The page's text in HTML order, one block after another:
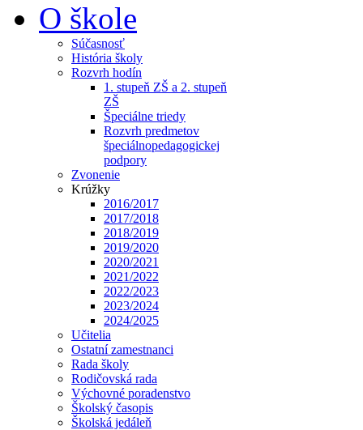
O škole
Súčasnosť
História školy
Rozvrh hodín
1. stupeň ZŠ a 2. stupeň
ZŠ
Špeciálne triedy
Rozvrh predmetov
špeciálnopedagogickej
podpory
Zvonenie
Krúžky
2016/2017
2017/2018
2018/2019
2019/2020
2020/2021
2021/2022
2022/2023
2023/2024
2024/2025
Učitelia
Ostatní zamestnanci
Rada školy
Rodičovská rada
Výchovné poradenstvo
Školský časopis
Školská jedáleň